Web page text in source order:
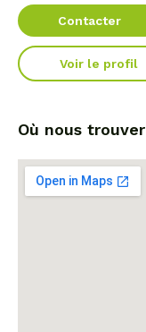
Contacter
Voir le profil
Où nous trouver